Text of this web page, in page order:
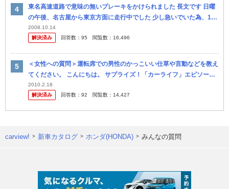
東名高速道路で意味の無いブレーキをかけられました 長文です 日曜
の午後、名古屋から東京方面に走行中でした 少し急いでいた為、130
km台後半のスピードで走行していました 追い越し斜線を走行し
て、...
2008.10.14
解決済み
回答数： 95 閲覧数： 16,496
＜女性への質問＞運転席での男性のかっこいい仕草や言動などを教え
てください。 こんにちは。 サプライズ！「カーライフ」エピソード
編集スタッフです。 カーライフにまつわる「サプライズエピソー
ド」...
2010.2.18
解決済み
回答数： 92 閲覧数： 14,427
carview! 新車カタログ ホンダ(HONDA) みんなの質問